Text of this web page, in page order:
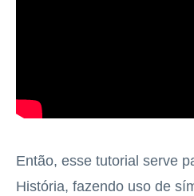
Então, esse tutorial serve
História, fazendo uso de